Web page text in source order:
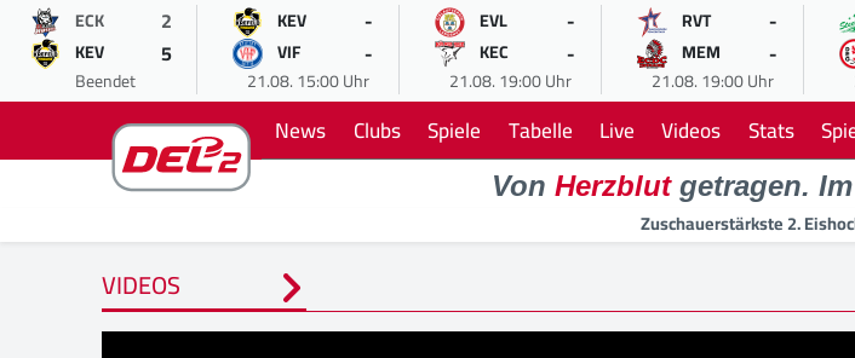
ECK 2
KEV 5
Beendet
KEV -
VIF -
21.08. 15:00 Uhr
EVL -
KEC -
21.08. 19:00 Uhr
RVT -
MEM -
21.08. 19:00 Uhr
News Clubs Spiele Tabelle Live Videos Stats
Von Herzblutgetragen. Im
Zuschauerstärkste 2.
VIDEOS